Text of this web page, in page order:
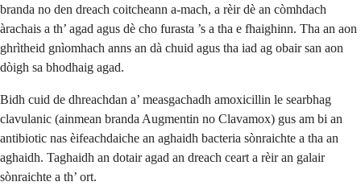
branda no den dreach coitcheann a-mach, a rèir dè an còmhdach
àrachais a th’ agad agus dè cho furasta ’s a tha e fhaighinn. Tha an aon
ghrìtheid gnìomhach anns an dà chuid agus tha iad ag obair san aon
dòigh sa bhodhaig agad.
Bidh cuid de dhreachdan a’ measgachadh amoxicillin le searbhag
clavulanic (ainmean branda Augmentin no Clavamox) gus am bi an
antibiotic nas èifeachdaiche an aghaidh bacteria sònraichte a tha an
aghaidh. Taghaidh an dotair agad an dreach ceart a rèir an galair
sònraichte a th’ ort.